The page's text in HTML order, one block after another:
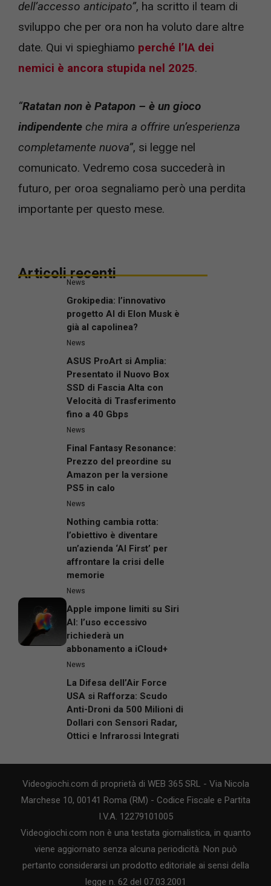
dell’accesso anticipato”, ha scritto il team di
sviluppo che per ora non ha voluto dare altre
date. Qui vi spieghiamo perché l’IA dei
nemici è ancora stupida nel 2025.
“Ratatan non è Patapon – è un gioco
indipendente che mira a offrire un’esperienza
completamente nuova”, si legge nel
comunicato. Vedremo cosa succederà in
futuro, per oroa segnaliamo però una perdita
importante per questo mese.
Articoli recenti
News
Grokipedia: l’innovativo
progetto AI di Elon Musk è
già al capolinea?
News
ASUS ProArt si Amplia:
Presentato il Nuovo Box
SSD di Fascia Alta con
Velocità di Trasferimento
fino a 40 Gbps
News
Final Fantasy Resonance:
Prezzo del preordine su
Amazon per la versione
PS5 in calo
News
Nothing cambia rotta:
l’obiettivo è diventare
un’azienda ‘AI First’ per
affrontare la crisi delle
memorie
News
Apple impone limiti su Siri
AI: l’uso eccessivo
richiederà un
abbonamento a iCloud+
News
La Difesa dell’Air Force
USA si Rafforza: Scudo
Anti-Droni da 500 Milioni di
Dollari con Sensori Radar,
Ottici e Infrarossi Integrati
Videogiochi.com di proprietà di WEB 365 SRL - Via Nicola
Marchese 10, 00141 Roma (RM) - Codice Fiscale e Partita
I.V.A. 12279101005
Videogiochi.com non è una testata giornalistica, in quanto
viene aggiornato senza alcuna periodicità. Non può
pertanto considerarsi un prodotto editoriale ai sensi della
legge n. 62 del 07.03.2001